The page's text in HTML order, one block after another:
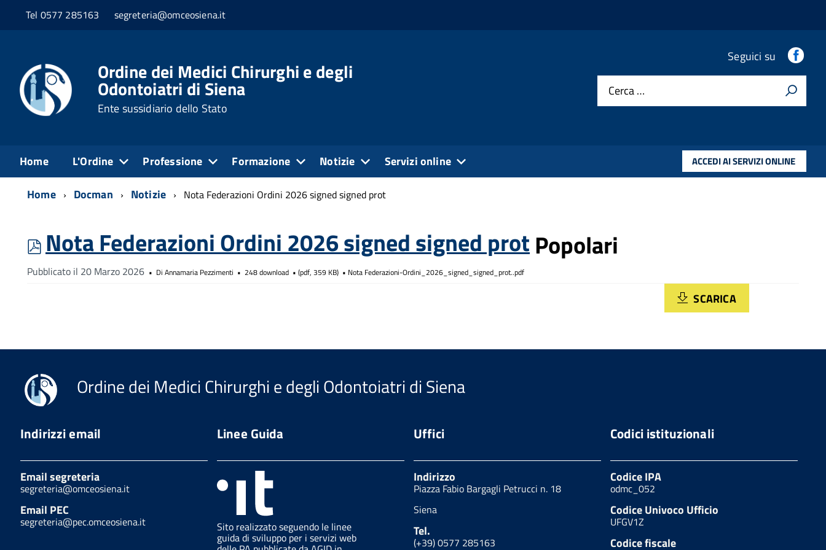
Tel 0577 285163 segreteria@omceosiena.it
Ordine dei Medici Chirurghi e degli
Odontoiatri di Siena
Ente sussidiario dello Stato
Seguici su
Cerca …
Home L'Ordine Professione Formazione Notizie Servizi online ACCEDI AI SERVIZI ONLINE
Home Docman Notizie Nota Federazioni Ordini 2026 signed signed prot
pdf
Nota Federazioni Ordini 2026 signed signed protPopolari
Pubblicato il 20 Marzo 2026 Di Annamaria Pezzimenti 248 download (pdf, 359 KB) Nota Federazioni-Ordini_2026_signed_signed_prot..pdf
SCARICA
Ordine dei Medici Chirurghi e degli Odontoiatri di Siena
Indirizzi email
Email segreteria
segreteria@omceosiena.it
Email PEC
segreteria@pec.omceosiena.it
Linee Guida
Sito realizzato seguendo le linee
guida di sviluppo per i servizi web
Uffici
Indirizzo
Piazza Fabio Bargagli Petrucci n. 18
Siena
Tel.
(+39) 0577 285163
Codici istituzionali
Codice IPA
odmc_052
Codice Univoco Ufficio
UFGV1Z
Codice fiscale